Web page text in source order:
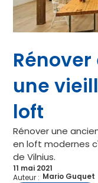
une
loft
Rénover une
en loft modernes
de Vilnius.
11 mai 2021
Auteur : Mario Guquet